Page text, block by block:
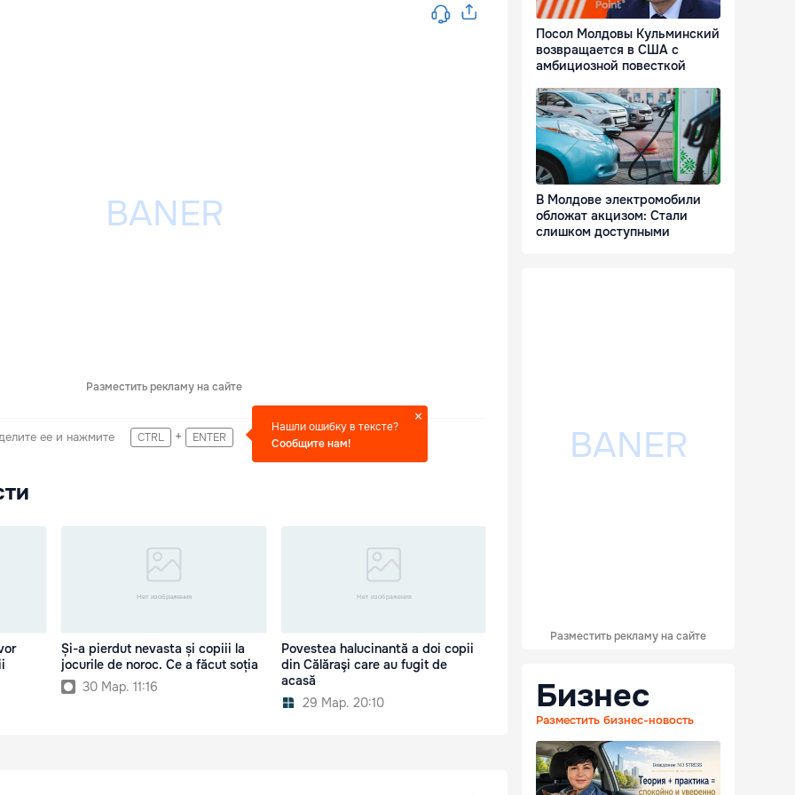
Разместить рекламу на сайте
ее и нажмите CTRL + ENTER
Нашли ошибку в тексте?
Сообщите нам!
Și-a pierdut nevasta și copiii la
jocurile de noroc. Ce a făcut soția
30 Мар. 11:16
Povestea halucinantă a doi copii
din Călăraşi care au fugit de
acasă
29 Мар. 20:10
Посол Молдовы Кульминский
возвращается в США с
амбициозной повесткой
В Молдове электромобили
обложат акцизом: Стали
слишком доступными
Разместить рекламу на сайте
Бизнес
Разместить бизнес-новость